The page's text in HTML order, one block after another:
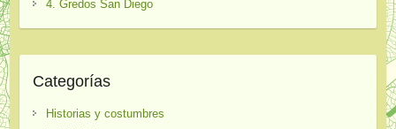
4. Gredos San Diego
Categorías
Historias y costumbres